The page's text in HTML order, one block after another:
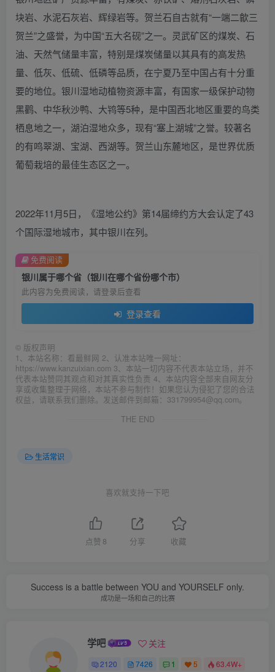
块岩、水泥石灰岩、辉绿岩等。贺兰石自古就有“一端二歙三
贺兰”之盛誉，为中国“五大名砚”之一。灵武矿区的煤炭、石
油、天然气储量丰富，特别是煤炭储量以其具有的高发热
量、低灰、低硫、低磷等品质，在宁夏乃至中国占有十分重
要的地位。银川湿地动植物资源丰富，有国家一级保护动物
黑鹳、中华秋沙鸭、大鸨等5种，是中国西北地区重要的鸟类
栖息地之一，湖泊湿地众多，现有“塞上湖城”之誉。较著名
的有鸣翠湖、宝湖、西湖等。贺兰山东麓地区，是世界优质
葡萄栽培的最佳生态区之一。
2022年11月5日，《湿地公约》第14届缔约方大会认定了43
个国际湿地城市，其中银川在列。
银川属于哪个省（银川在哪个省份哪个市）
此内容为免费阅读，请登录后查看
登录查看
免费阅读
© 版权声明
1、本站名称：看最鲜网 2、认准本站唯一网址：
https://www.kanzuixian.com 3、本站一切内容不代表本站立场，并不
代表本站赞同其观点和对其真实性负责 4、本站内容全部来自网友分
享或收集整理于网络，本站不参与制作！如果您认为侵犯了您的合法
权益，请联系我们删除。发送邮件到邮箱：331799954@qq.com。
THE END
生活常识
喜欢就支持一下吧
点赞 8 分享 收藏
Success is a battle between YOU and YOURSELF only.
成功是一场和自己的比赛
学吧 关注
2120 7426 1 5 63.4W+